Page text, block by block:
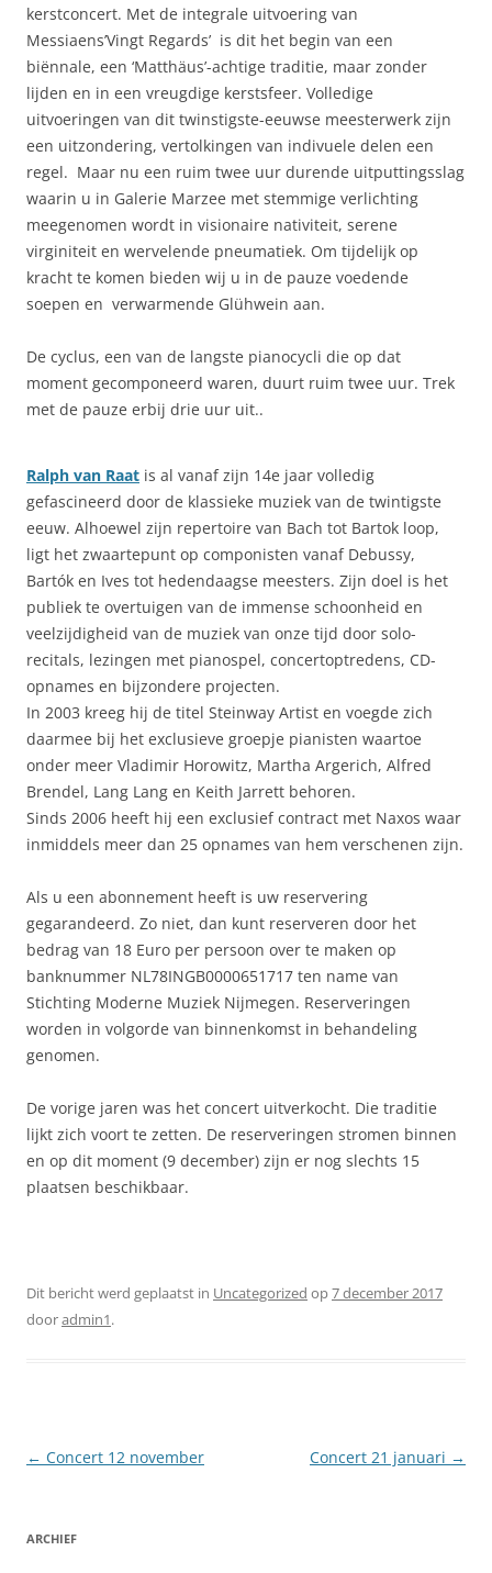
kerstconcert. Met de integrale uitvoering van
Messiaens’Vingt Regards’ is dit het begin van een
biënnale, een ‘Matthäus’-achtige traditie, maar zonder
lijden en in een vreugdige kerstsfeer. Volledige
uitvoeringen van dit twinstigste-eeuwse meesterwerk zijn
een uitzondering, vertolkingen van indivuele delen een
regel. Maar nu een ruim twee uur durende uitputtingsslag
waarin u in Galerie Marzee met stemmige verlichting
meegenomen wordt in visionaire nativiteit, serene
virginiteit en wervelende pneumatiek. Om tijdelijk op
kracht te komen bieden wij u in de pauze voedende
soepen en verwarmende Glühwein aan.
De cyclus, een van de langste pianocycli die op dat
moment gecomponeerd waren, duurt ruim twee uur. Trek
met de pauze erbij drie uur uit..
Ralph van Raat is al vanaf zijn 14e jaar volledig
gefascineerd door de klassieke muziek van de twintigste
eeuw. Alhoewel zijn repertoire van Bach tot Bartok loop,
ligt het zwaartepunt op componisten vanaf Debussy,
Bartók en Ives tot hedendaagse meesters. Zijn doel is het
publiek te overtuigen van de immense schoonheid en
veelzijdigheid van de muziek van onze tijd door solo-
recitals, lezingen met pianospel, concertoptredens, CD-
opnames en bijzondere projecten.
In 2003 kreeg hij de titel Steinway Artist en voegde zich
daarmee bij het exclusieve groepje pianisten waartoe
onder meer Vladimir Horowitz, Martha Argerich, Alfred
Brendel, Lang Lang en Keith Jarrett behoren.
Sinds 2006 heeft hij een exclusief contract met Naxos waar
inmiddels meer dan 25 opnames van hem verschenen zijn.
Als u een abonnement heeft is uw reservering
gegarandeerd. Zo niet, dan kunt reserveren door het
bedrag van 18 Euro per persoon over te maken op
banknummer NL78INGB0000651717 ten name van
Stichting Moderne Muziek Nijmegen. Reserveringen
worden in volgorde van binnenkomst in behandeling
genomen.
De vorige jaren was het concert uitverkocht. Die traditie
lijkt zich voort te zetten. De reserveringen stromen binnen
en op dit moment (9 december) zijn er nog slechts 15
plaatsen beschikbaar.
Dit bericht werd geplaatst in Uncategorized op7 december 2017
dooradmin1.
Berichtnavigatie
← Concert 12 november Concert 21 januari →
ARCHIEF